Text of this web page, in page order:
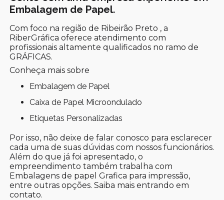
Embalagem de Papel.
Com foco na região de Ribeirão Preto , a
RiberGráfica oferece atendimento com
profissionais altamente qualificados no ramo de
GRÁFICAS.
Conheça mais sobre
Embalagem de Papel
Caixa de Papel Microondulado
Etiquetas Personalizadas
Por isso, não deixe de falar conosco para esclarecer
cada uma de suas dúvidas com nossos funcionários.
Além do que já foi apresentado, o
empreendimento também trabalha com
Embalagens de papel Grafica para impressão,
entre outras opções. Saiba mais entrando em
contato.